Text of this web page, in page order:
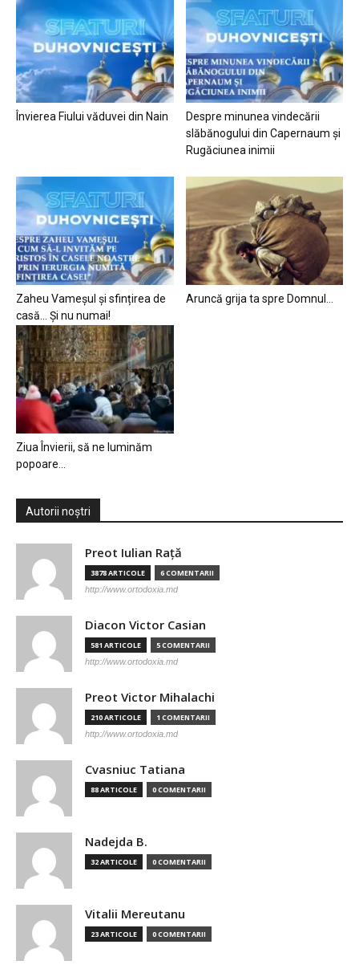
Învierea Fiului văduvei din Nain
Despre minunea vindecării
slăbănogului din Capernaum și
Rugăciunea inimii
Zaheu Vameșul și sfințirea de
casă… Și nu numai!
Aruncă grija ta spre Domnul…
Ziua Învierii, să ne luminăm
popoare…
Autorii noștri
Preot Iulian Raţă
3878 ARTICOLE 6 COMENTARII
http://www.ortodoxia.md
Diacon Victor Casian
581 ARTICOLE 5 COMENTARII
http://www.ortodoxia.md
Preot Victor Mihalachi
210 ARTICOLE 1 COMENTARII
http://www.ortodoxia.md
Cvasniuc Tatiana
88 ARTICOLE 0 COMENTARII
Nadejda B.
32 ARTICOLE 0 COMENTARII
Vitalii Mereutanu
23 ARTICOLE 0 COMENTARII